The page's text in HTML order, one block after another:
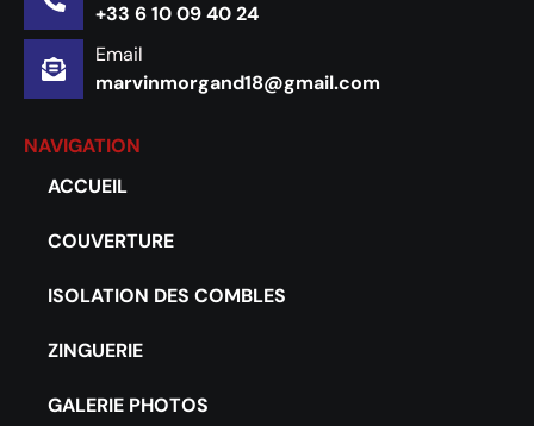
+33 6 10 09 40 24
Email
marvinmorgand18@gmail.com
NAVIGATION
ACCUEIL
COUVERTURE
ISOLATION DES COMBLES
ZINGUERIE
GALERIE PHOTOS